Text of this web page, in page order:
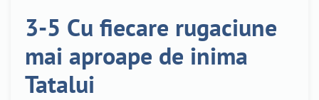
3-5 Cu fiecare rugaciune
mai aproape de inima
Tatalui